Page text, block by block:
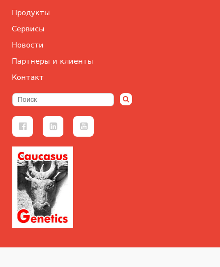
Продукты
Сервисы
Новости
Партнеры и клиенты
Контакт